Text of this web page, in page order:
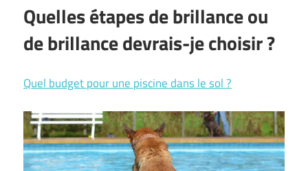
Quelles étapes de brillance ou
de brillance devrais-je choisir ?
Quel budget pour une piscine dans le sol ?